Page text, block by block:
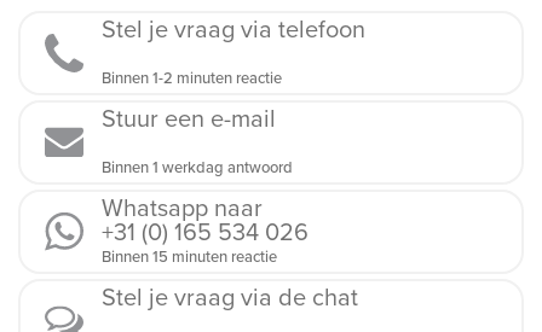
Stel je vraag via telefoon
Binnen 1-2 minuten reactie
Stuur een e-mail
Binnen 1 werkdag antwoord
Whatsapp naar
+31 (0) 165 534 026
Binnen 15 minuten reactie
Stel je vraag via de chat